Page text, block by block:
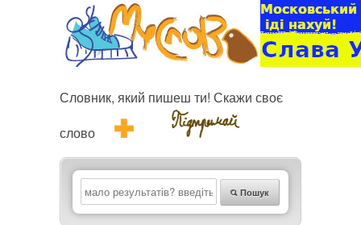
Словник, який пишеш ти! Скажи своє
слово
Пошук